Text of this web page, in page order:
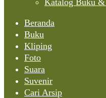
Katalog Buku
Beranda
Buku
Kliping
Foto
Suara
Suvenir
Cari Arsip